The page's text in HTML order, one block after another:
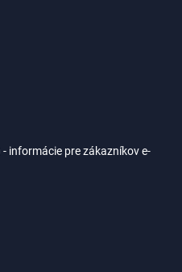
informácie pre zákazníkov e-